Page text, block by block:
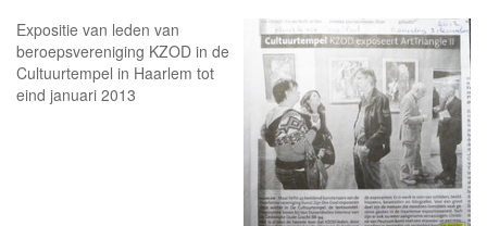
Expositie van leden van
beroepsvereniging KZOD in de
Cultuurtempel in Haarlem tot
eind januari 2013